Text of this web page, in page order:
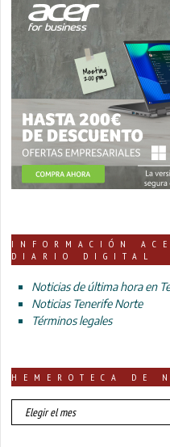
INFORMACIÓN
DIARIO DIGITAL
Noticias de última hora en
Noticias Tenerife Norte
Términos legales
HEMEROTECA DE
HEMEROTECA
DE